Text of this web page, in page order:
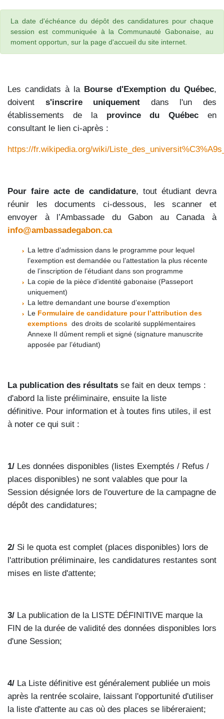
La date d'échéance du dépôt des candidatures pour chaque
session est communiquée à la Communauté Gabonaise, au
moment opportun, sur la page d'accueil du site internet.
Les candidats à la Bourse d'Exemption du Québec,
doivent s'inscrire uniquement dans l'un des
établissements de la province du Québec en
consultant le lien ci-après :
https://fr.wikipedia.org/wiki/
Pour faire acte de candidature, tout étudiant devra
réunir les documents ci-dessous, les scanner et
envoyer à l’Ambassade du Gabon au Canada à
info@ambassadegabon.ca
La lettre d’admission dans le programme pour lequel
l’exemption est demandée ou l’attestation la plus récente
de l’inscription de l’étudiant dans son programme
La copie de la pièce d’identité gabonaise (Passeport
uniquement)
La lettre demandant une bourse d’exemption
Le Formulaire de candidature pour l’attribution des
exemptions des droits de scolarité supplémentaires
Annexe II dûment rempli et signé (signature manuscrite
apposée par l’étudiant)
La publication des résultats se fait en deux temps :
d'abord la liste préliminaire, ensuite la liste
définitive. Pour information et à toutes fins utiles, il est
à noter ce qui suit :
1/ Les données disponibles (listes Exemptés / Refus /
places disponibles) ne sont valables que pour la
Session désignée lors de l'ouverture de la campagne de
dépôt des candidatures;
2/ Si le quota est complet (places disponibles) lors de
l'attribution préliminaire, les candidatures restantes sont
mises en liste d'attente;
3/ La publication de la LISTE DÉFINITIVE marque la
FIN de la durée de validité des données disponibles lors
d'une Session;
4/ La Liste définitive est généralement publiée un mois
après la rentrée scolaire, laissant l'opportunité d'utiliser
la liste d'attente au cas où des places se libéreraient;